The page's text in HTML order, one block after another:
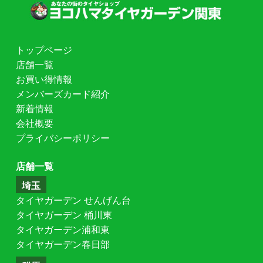
トップページ
店舗一覧
お買い得情報
メンバーズカード紹介
新着情報
会社概要
プライバシーポリシー
店舗一覧
埼玉
タイヤガーデン せんげん台
タイヤガーデン 桶川東
タイヤガーデン浦和東
タイヤガーデン春日部